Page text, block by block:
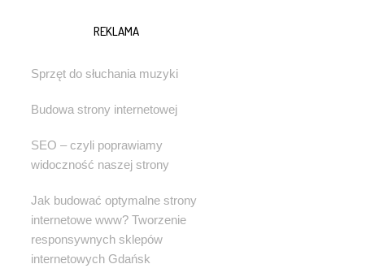
REKLAMA
Sprzęt do słuchania muzyki
Budowa strony internetowej
SEO – czyli poprawiamy
widoczność naszej strony
Jak budować optymalne strony
internetowe www? Tworzenie
responsywnych sklepów
internetowych Gdańsk